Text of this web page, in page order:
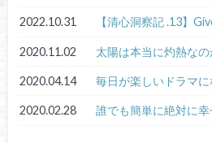
2022.10.31 【清心洞察記 .13】
2020.11.02 太陽は本当に灼熱なの
2020.04.14 毎日が楽しいドラマ
2020.02.28 誰でも簡単に絶対に